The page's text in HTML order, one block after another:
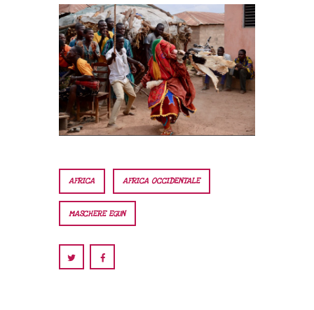
AFRICA AFRICA OCCIDENTALE
MASCHERE EGUN